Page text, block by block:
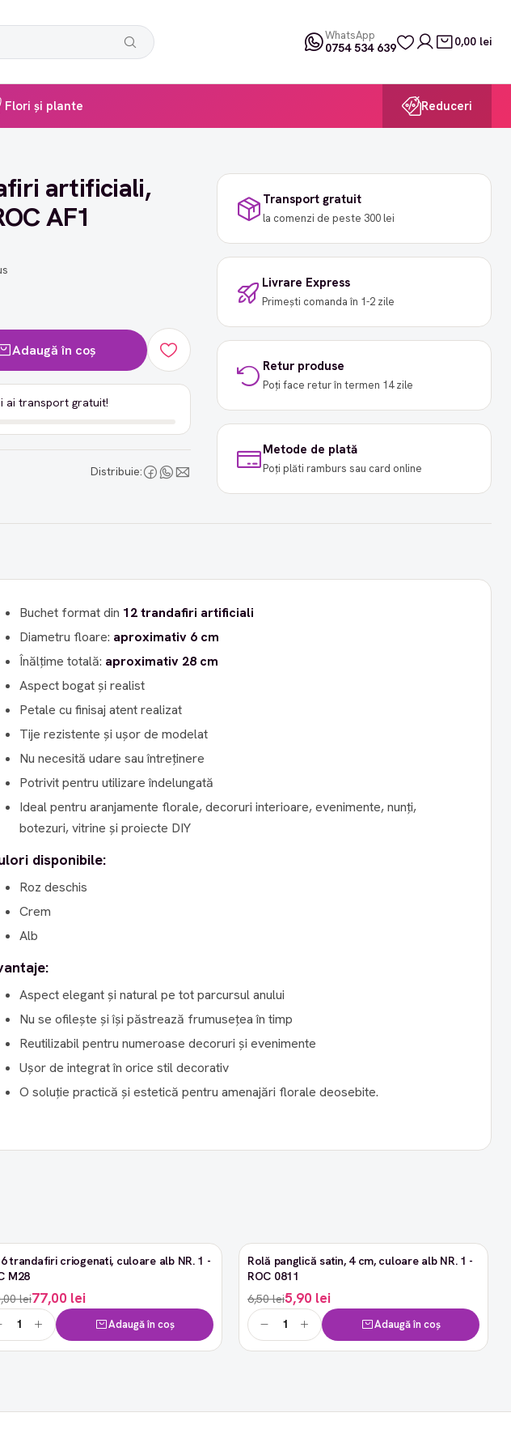
WhatsApp
0754 534 639 0,00 lei
Flori și plante Reduceri
artificiali,
AF1
Adaugă în coș
ai transport gratuit!
Distribuie:
Transport gratuit
la comenzi de peste 300 lei
Livrare Express
Primești comanda în 1-2 zile
Retur produse
Poți face retur în termen 14 zile
Metode de plată
Poți plăti ramburs sau card online
Buchet format din 12 trandafiri artificiali
Diametru floare: aproximativ 6 cm
Înălțime totală: aproximativ 28 cm
Aspect bogat și realist
Petale cu finisaj atent realizat
Tije rezistente și ușor de modelat
Nu necesită udare sau întreținere
Potrivit pentru utilizare îndelungată
Ideal pentru aranjamente florale, decoruri interioare, evenimente, nunți,
botezuri, vitrine și proiecte DIY
disponibile:
Roz deschis
Crem
Alb
Aspect elegant și natural pe tot parcursul anului
Nu se ofilește și își păstrează frumusețea în timp
Reutilizabil pentru numeroase decoruri și evenimente
Ușor de integrat în orice stil decorativ
O soluție practică și estetică pentru amenajări florale deosebite.
trandafiri criogenati, culoare alb NR. 1 -
M28
lei77,00 lei
Adaugă în coș
-9%
Rolă panglică satin, 4 cm, culoare alb NR. 1 -
ROC 0811
6,50 lei5,90 lei
Adaugă în coș